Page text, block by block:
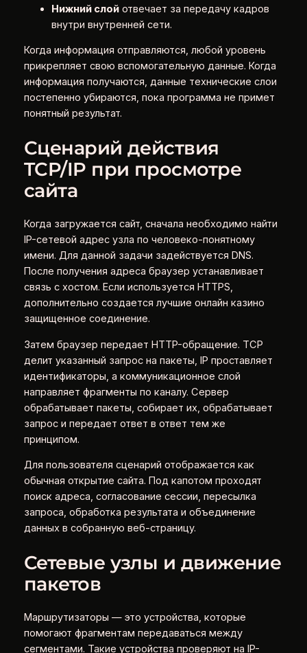
Нижний слойотвечает за передачу кадров
внутри внутренней сети.
Когда информация отправляются, любой уровень
прикрепляет свою вспомогательную данные. Когда
информация получаются, данные технические слои
постепенно убираются, пока программа не примет
понятный результат.
Сценарий действия
TCP/IP при просмотре
сайта
Когда загружается сайт, сначала необходимо найти
IP-сетевой адрес узла по человеко-понятному
имени. Для данной задачи задействуется DNS.
После получения адреса браузер устанавливает
связь с хостом. Если используется HTTPS,
дополнительно создается лучшие онлайн казино
защищенное соединение.
Затем браузер передает HTTP-обращение. TCP
делит указанный запрос на пакеты, IP проставляет
идентификаторы, а коммуникационное слой
направляет фрагменты по каналу. Сервер
обрабатывает пакеты, собирает их, обрабатывает
запрос и передает ответ в ответ тем же
принципом.
Для пользователя сценарий отображается как
обычная открытие сайта. Под капотом проходят
поиск адреса, согласование сессии, пересылка
запроса, обработка результата и объединение
данных в собранную веб-страницу.
Сетевые узлы и движение
пакетов
Маршрутизаторы — это устройства, которые
помогают фрагментам передаваться между
сегментами. Такие устройства проверяют на IP-